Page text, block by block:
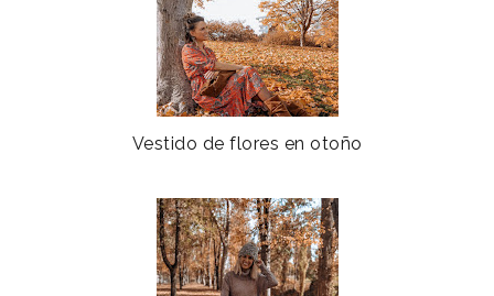
Vestido de flores en otoño